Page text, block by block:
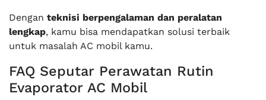
Dengan teknisi berpengalaman dan peralatan
lengkap, kamu bisa mendapatkan solusi terbaik
untuk masalah AC mobil kamu.
FAQ Seputar Perawatan Rutin
Evaporator AC Mobil